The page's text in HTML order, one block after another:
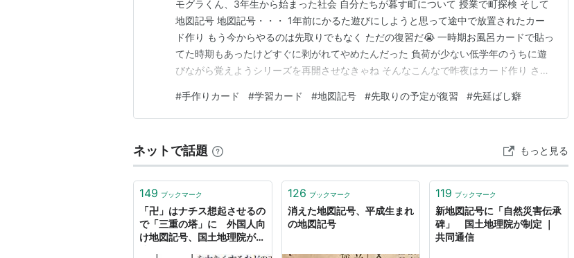
モグラくん、3年生から始まった社会 自分たちが暮す町について 授業で町探検 そして
地図記号 地図記号・・・ 1年前にかるた遊びにしようと思って途中で放置されたカー
ド作り もう今からやるのは先取りでもなく ただの復習だ😭 一時期お風呂カードで貼っ
てた時期もあったけどすぐに剥がれてやめたんだった 負荷が少ない低学年のうちに遊
びながら覚えようシリーズを再開させなきゃね そんなこんなで昨夜はカード作り さ
#手作りカード #学習カード #地図記号 #先取りの予定が復習 #先延ばし癖
ネットで話題 もっと見る
149 ブックマーク
「卍」はナチス想起させるの
で「三重の塔」に 外国人向
け地図記号、国土地理院が作
126 ブックマーク
消えた地図記号、平成生まれ
の地図記号
119 ブックマーク
新地図記号に「自然災害伝承
碑」 国土地理院が制定 ｜
共同通信